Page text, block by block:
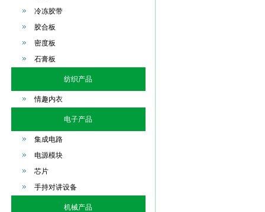
冷冻胶带
胶合板
密度板
石膏板
纺织产品
情趣内衣
电子产品
集成电路
电源模块
芯片
手持对讲设备
机械产品